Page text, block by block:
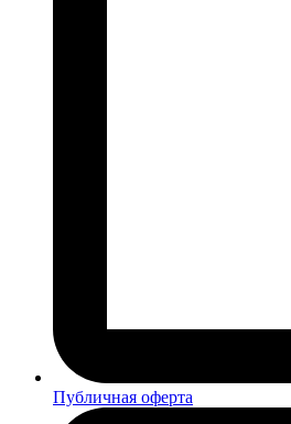
Публичная оферта